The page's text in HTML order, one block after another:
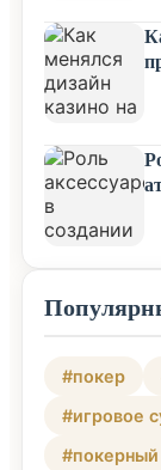
#покер
#игровое
#покерный